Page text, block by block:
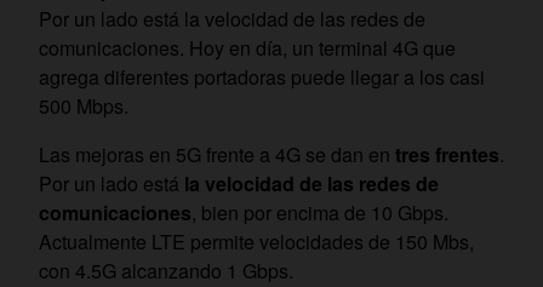
Por un lado está la velocidad de las redes de
comunicaciones. Hoy en día, un terminal 4G que
agrega diferentes portadoras puede llegar a los casi
500 Mbps.
Las mejoras en 5G frente a 4G se dan en tres frentes.
Por un lado está la velocidad de las redes de
comunicaciones, bien por encima de 10 Gbps.
Actualmente LTE permite velocidades de 150 Mbs,
con 4.5G alcanzando 1 Gbps.